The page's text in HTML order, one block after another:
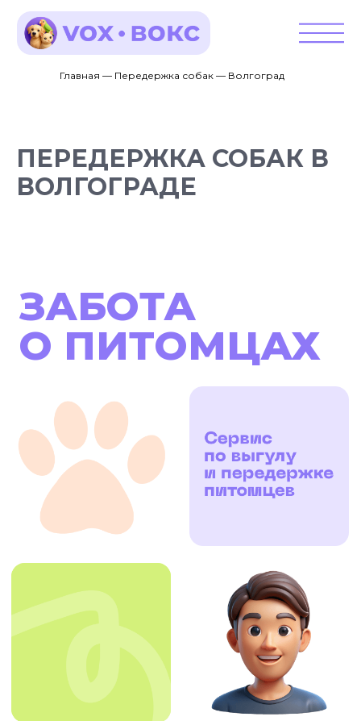
Главная — Передержка собак — Волгоград
ПЕРЕДЕРЖКА СОБАК В
ВОЛГОГРАДЕ